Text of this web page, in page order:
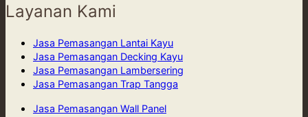
Layanan Kami
Jasa Pemasangan Lantai Kayu
Jasa Pemasangan Decking Kayu
Jasa Pemasangan Lambersering
Jasa Pemasangan Trap Tangga
Jasa Pemasangan Wall Panel